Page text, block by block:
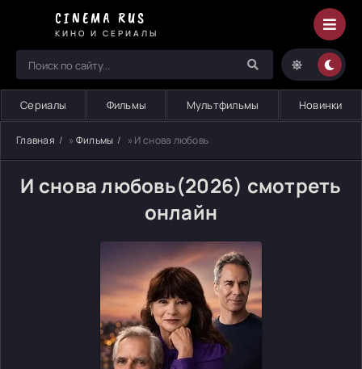
CINEMA RUS
КИНО И СЕРИАЛЫ
Сериалы Фильмы Мультфильмы Новинки
Главная » Фильмы » И снова любовь
И снова любовь(2026) смотреть
онлайн